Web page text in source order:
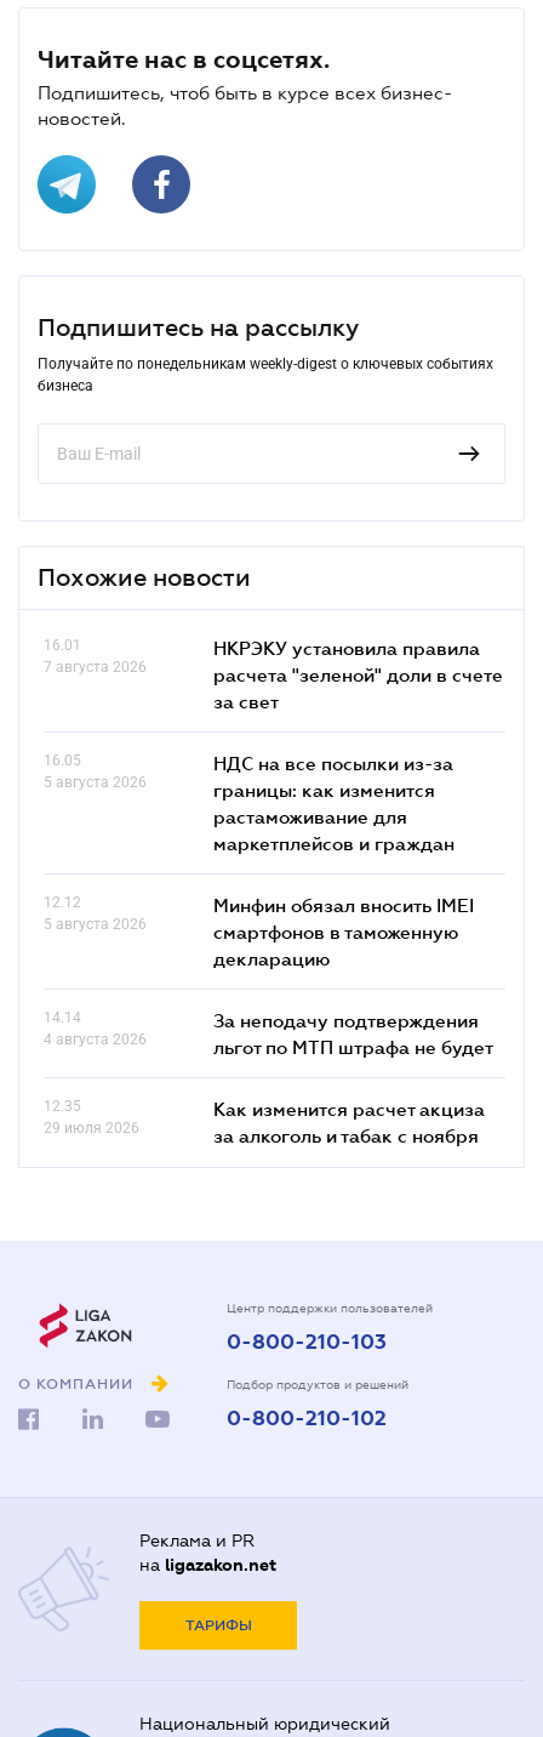
Читайте нас в соцсетях.
Подпишитесь, чтоб быть в курсе всех бизнес-
новостей.
Подпишитесь на рассылку
Получайте по понедельникам weekly-digest о ключевых событиях
бизнеса
Похожие новости
16.01
7 августа 2026
НКРЭКУ установила правила
расчета "зеленой" доли в счете
за свет
16.05
5 августа 2026
НДС на все посылки из-за
границы: как изменится
растаможивание для
маркетплейсов и граждан
12.12
5 августа 2026
Минфин обязал вносить IMEI
смартфонов в таможенную
декларацию
14.14
4 августа 2026
За неподачу подтверждения
льгот по МТП штрафа не будет
12.35
29 июля 2026
Как изменится расчет акциза
за алкоголь и табак с ноября
О КОМПАНИИ
Центр поддержки пользователей
0-800-210-103
Подбор продуктов и решений
0-800-210-102
Реклама и PR
на ligazakon.net
ТАРИФЫ
Национальный юридический